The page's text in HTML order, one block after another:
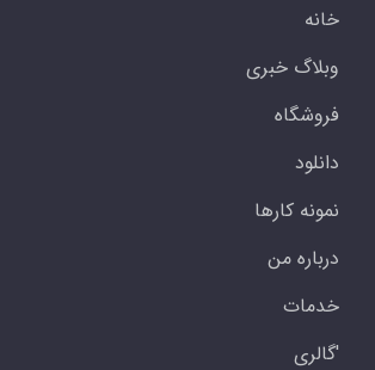
خانه
وبلاگ خبری
فروشگاه
دانلود
نمونه کارها
درباره من
خدمات
'گالری